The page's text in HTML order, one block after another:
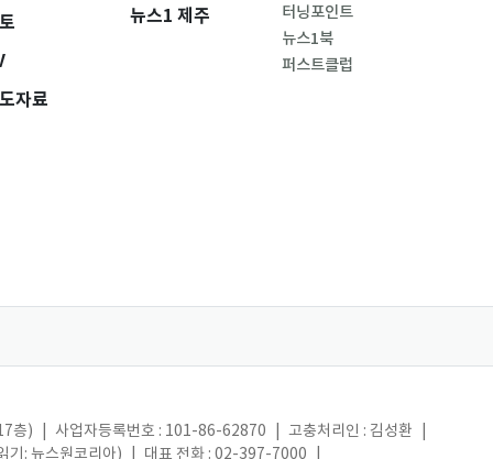
자료
뉴스1 제주
터닝포인트
뉴스1북
퍼스트클럽
층) 사업자등록번호 : 101-86-62870 고충처리인 : 김성환
기: 뉴스원코리아) 대표 전화 : 02-397-7000